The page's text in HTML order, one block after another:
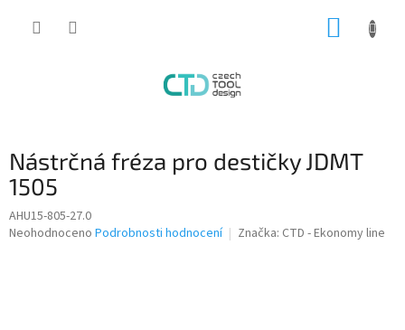
Nástrčná fréza pro destičky JDMT
1505
AHU15-805-27.0
Průměrné
Neohodnoceno Podrobnosti hodnocení Značka: CTD - Ekonomy line